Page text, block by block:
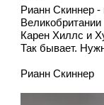
Рианн Скиннер
Карен Хиллс и
Так бывает.
Рианн Скиннер